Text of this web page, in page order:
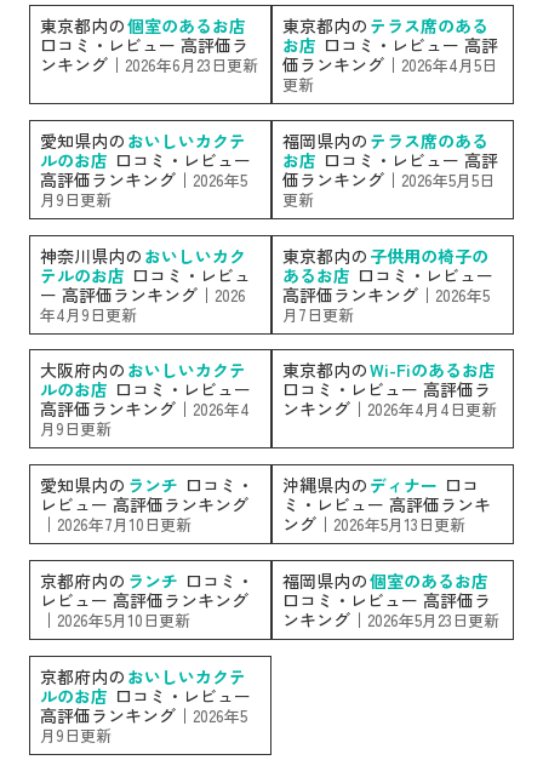
東京都内の個室のあるお店
口コミ・レビュー 高評価ラ
ンキング｜ 2026年6月23日更新
東京都内の テラス席のある
お店 口コミ・レビュー 高評
価ランキング｜ 2026年4月5日
更新
愛知県内の おいしいカクテ
ルのお店 口コミ・レビュー
高評価ランキング｜ 2026年5
月9日更新
福岡県内の テラス席のある
お店 口コミ・レビュー 高評
価ランキング｜ 2026年5月5日
更新
神奈川県内の おいしいカク
テルのお店 口コミ・レビュ
ー 高評価ランキング｜ 2026
年4月9日更新
東京都内の 子供用の椅子の
あるお店 口コミ・レビュー
高評価ランキング｜ 2026年5
月7日更新
大阪府内の おいしいカクテ
ルのお店 口コミ・レビュー
高評価ランキング｜ 2026年4
月9日更新
東京都内のWi-Fiのあるお店
口コミ・レビュー 高評価ラ
ンキング｜ 2026年4月4日更新
愛知県内の ランチ 口コミ・
レビュー 高評価ランキング
｜ 2026年7月10日更新
沖縄県内の ディナー 口コ
ミ・レビュー 高評価ランキ
ング｜ 2026年5月13日更新
京都府内の ランチ 口コミ・
レビュー 高評価ランキング
｜ 2026年5月10日更新
福岡県内の個室のあるお店
口コミ・レビュー 高評価ラ
ンキング｜ 2026年5月23日更新
京都府内の おいしいカクテ
ルのお店 口コミ・レビュー
高評価ランキング｜ 2026年5
月9日更新